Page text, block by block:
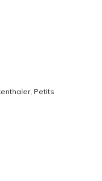
, Petits